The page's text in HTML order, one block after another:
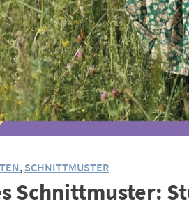
, SCHNITTMUSTER
Schnittmuster: